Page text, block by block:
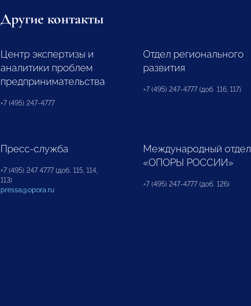
Другие контакты
Центр экспертизы и
аналитики проблем
предпринимательства
+7 (495) 247-4777
Отдел регионального
развития
+7 (495) 247-4777 (доб. 116, 117)
Пресс-служба
+7 (495) 247 4777 (доб. 115, 114,
113)
pressa@opora.ru
Международный отдел
«ОПОРЫ РОССИИ»
+7 (495) 247-4777 (доб. 126)